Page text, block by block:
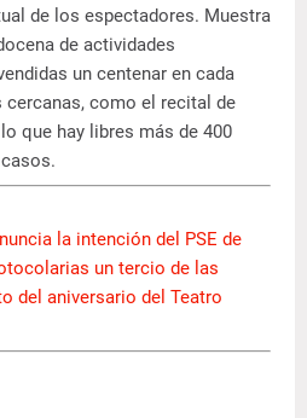
de los espectadores. Muestra
de actividades
un centenar en cada
como el recital de
que hay libres más de 400
la intención del PSE de
un tercio de las
del aniversario del Teatro